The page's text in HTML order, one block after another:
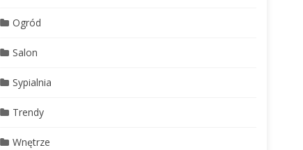
Ogród
Salon
Sypialnia
Trendy
Wnętrze